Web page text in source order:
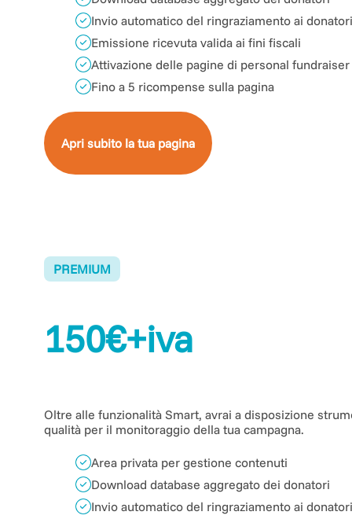
Invio automatico del ringraziamento ai donatori
Emissione ricevuta valida ai fini fiscali
Attivazione delle pagine di personal fundraiser
Fino a 5 ricompense sulla pagina
Apri subito la tua pagina
PREMIUM
150€+iva
Oltre alle funzionalità Smart, avrai a disposizione
qualità per il monitoraggio della tua campagna.
Area privata per gestione contenuti
Download database aggregato dei donatori
Invio automatico del ringraziamento ai donatori